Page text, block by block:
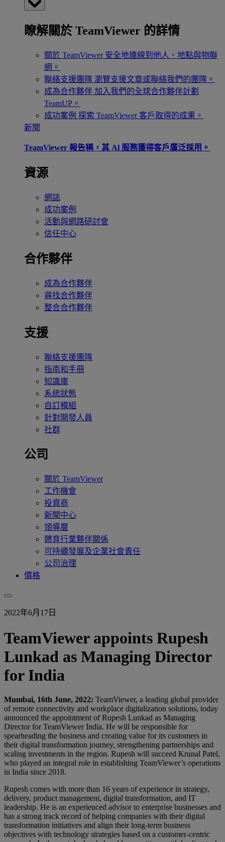
瞭解關於 TeamViewer 的詳情
關於 TeamViewer 安全地連線到他人、地點與物聯
網。
聯絡支援團隊 瀏覽支援文章或聯絡我們的團隊。
成為合作夥伴 加入我們的全球合作夥伴計劃
TeamUP。
成功案例 探索 TeamViewer 客戶取得的成果。
新聞
TeamViewer 報告稱，其 Al 服務獲得客戶廣泛採用。
資源
網誌
成功案例
活動與網路研討會
信任中心
合作夥伴
成為合作夥伴
尋找合作夥伴
整合合作夥伴
支援
聯絡支援團隊
指南和手冊
知識庫
系統狀態
自訂模組
針對開發人員
社群
公司
關於 TeamViewer
工作機會
投資商
新聞中心
領導層
體育行業夥伴關係
可持續發展及企業社會責任
公司治理
價格
2022年6月17日
TeamViewer appoints Rupesh
Lunkad as Managing Director
for India
Mumbai, 16th June, 2022: TeamViewer, a leading global provider
of remote connectivity and workplace digitalization solutions, today
announced the appointment of Rupesh Lunkad as Managing
Director for TeamViewer India. He will be responsible for
spearheading the business and creating value for its customers in
their digital transformation journey, strengthening partnerships and
scaling investments in the region. Rupesh will succeed Krunal Patel,
who played an integral role in establishing TeamViewer’s operations
in India since 2018.
Rupesh comes with more than 16 years of experience in strategy,
delivery, product management, digital transformation, and IT
leadership. He is an experienced advisor to enterprise businesses and
has a strong track record of helping companies with their digital
transformation initiatives and align their long-term business
objectives with technology strategies based on a customer-centric